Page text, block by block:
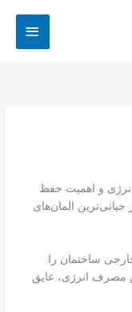
انرژی و اهمیت حفظ
حیاتی‌ترین المان‌های
ساختمان را
مصرف انرژی، عایق